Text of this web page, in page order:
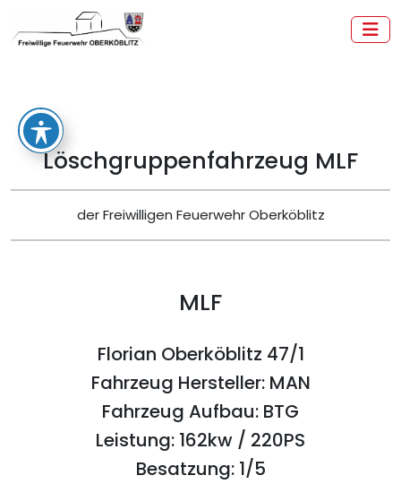
Inhalt
springen
Löschgruppenfahrzeug MLF
der Freiwilligen Feuerwehr Oberköblitz
MLF
Florian Oberköblitz 47/1
Fahrzeug Hersteller: MAN
Fahrzeug Aufbau: BTG
Leistung: 162kw / 220PS
Besatzung: 1/5